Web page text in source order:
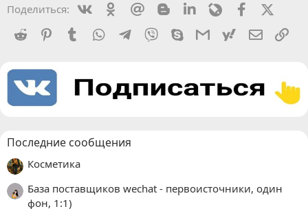
Поделиться: VkontakteOdnoklassniki
Mail.ru BloggerLinkedinLivejournalFacebook
Reddit
PinterestTumblr WhatsAppTelegram
Viber SkypeGmailyahoomail
Последние сообщения
Косметика
База поставщиков wechat - первоисточники, один
фон, 1:1)